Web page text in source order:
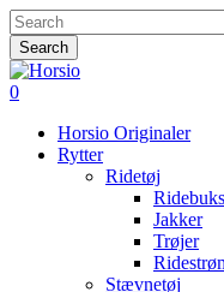
Skip
to
main
content
Search
Close
Search
search
account
0
Horsio Originaler
Rytter
Ridetøj
Jakker
Trøjer
Stævnetøj